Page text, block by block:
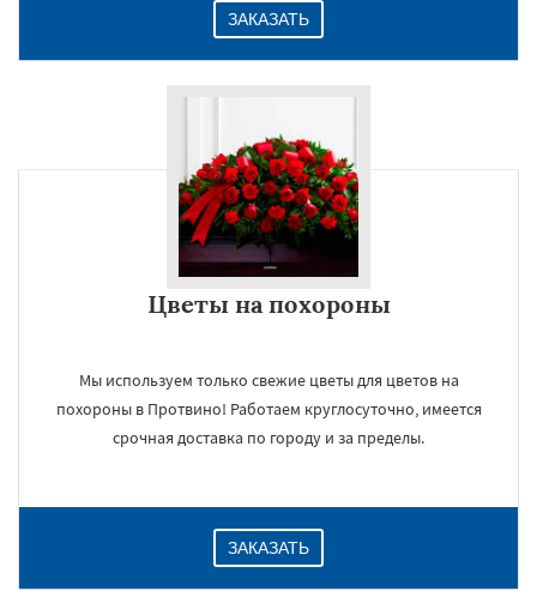
ЗАКАЗАТЬ
Цветы на похороны
Мы используем только свежие цветы для цветов на
похороны в Протвино! Работаем круглосуточно, имеется
срочная доставка по городу и за пределы.
ЗАКАЗАТЬ